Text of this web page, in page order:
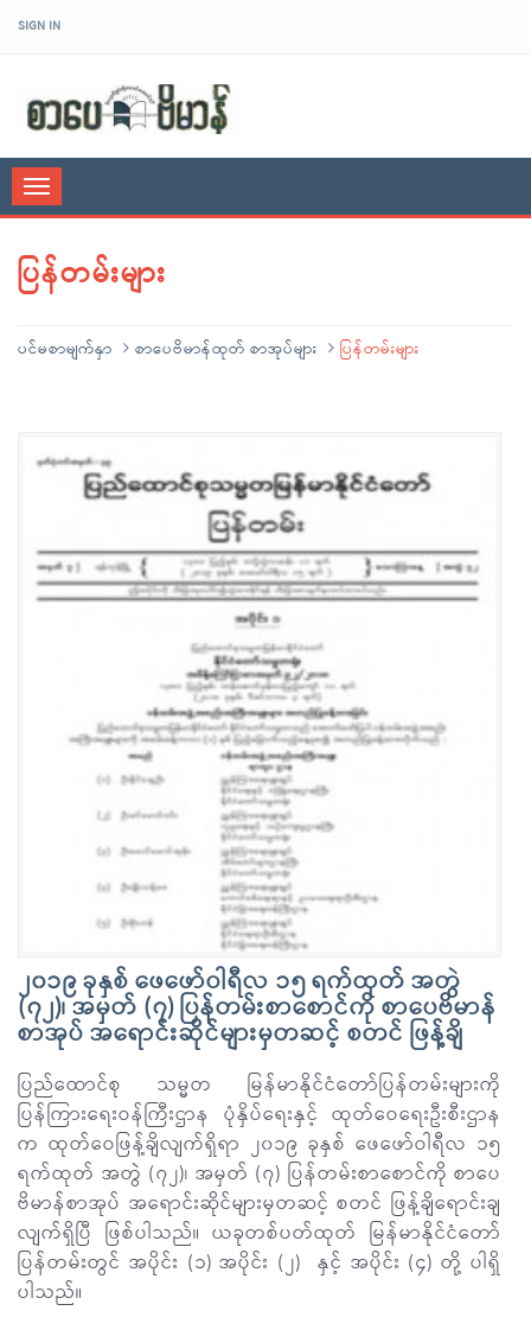
SIGN IN
Toggle
navigation
ပြန်တမ်းများ
ပင်မစာမျက်နှာ စာပေဗိမာန်ထုတ် စာအုပ်များ ပြန်တမ်းများ
၂၀၁၉ ခုနှစ် ဖေဖော်ဝါရီလ ၁၅ ရက်ထုတ် အတွဲ
(၇၂)၊ အမှတ် (၇) ပြန်တမ်းစာစောင်ကို စာပေဗိမာန်
စာအုပ် အရောင်းဆိုင်များမှတဆင့် စတင် ဖြန့်ချိ
ပြည်ထောင်စု သမ္မတ မြန်မာနိုင်ငံတော်ပြန်တမ်းများကို
ပြန်ကြားရေးဝန်ကြီးဌာန ပုံနှိပ်ရေးနှင့် ထုတ်ဝေရေးဦးစီးဌာန
က ထုတ်ဝေဖြန့်ချိလျက်ရှိရာ ၂၀၁၉ ခုနှစ် ဖေဖော်ဝါရီလ ၁၅
ရက်ထုတ် အတွဲ (၇၂)၊ အမှတ် (၇) ပြန်တမ်းစာစောင်ကို စာပေ
ဗိမာန်စာအုပ် အရောင်းဆိုင်များမှတဆင့် စတင် ဖြန့်ချိရောင်းချ
လျက်ရှိပြီ ဖြစ်ပါသည်။ ယခုတစ်ပတ်ထုတ် မြန်မာနိုင်ငံတော်
ပြန်တမ်းတွင် အပိုင်း (၁) အပိုင်း (၂) နှင့် အပိုင်း (၄) တို့ ပါရှိ
ပါသည်။